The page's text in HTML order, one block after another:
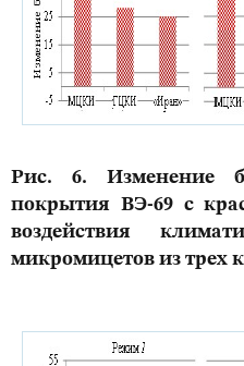
Рис. 6. Изменение
покрытия ВЭ-69 с
воздействия
микромицетов из трех